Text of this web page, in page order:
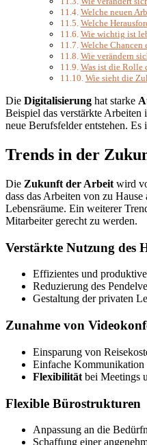
Welche neuen
Welche
Wie wichtig ist
Welche
Wie verändern
Was ist die Rolle
Wie sieht die
Die Digitalisierung hat starke
Beispiel das verstärkte
neue Berufsfelder entstehen.
Trends in der
Die Zukunft der Arbeit wird
dass das Arbeiten von zu
Lebensräume. Ein weiterer
Mitarbeiter gerecht zu werden.
Verstärkte Nutzung des
Effizientes und
Reduzierung des
Gestaltung der privaten
Zunahme von
Einsparung von
Einfache Kommunikation
Flexibilität bei Meetings
Flexible Bürostrukturen
Anpassung an die
Schaffung einer